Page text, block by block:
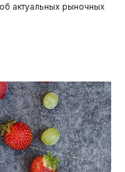
актуальных рыночных